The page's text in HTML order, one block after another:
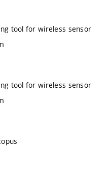
tool for wireless sensor
tool for wireless sensor